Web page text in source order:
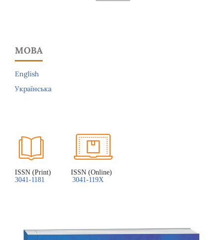
МОВА
English
Українська
ISSN (Print)          ISSN (Online)
3041-1181
3041-119X